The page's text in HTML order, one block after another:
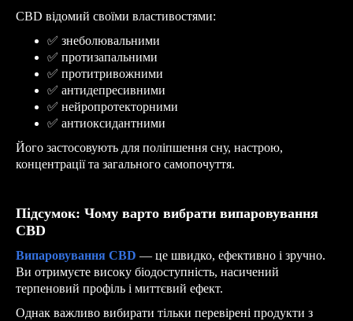
CBD відомий своїми властивостями:
✅ знеболювальними
✅ протизапальними
✅ протитривожними
✅ антидепресивними
✅ нейропротекторними
✅ антиоксидантними
Його застосовують для поліпшення сну, настрою,
концентрації та загального самопочуття.
Підсумок: Чому варто вибрати випаровування
CBD
Випаровування CBD — це швидко, ефективно і зручно.
Ви отримуєте високу біодоступність, насичений
терпеновий профіль і миттєвий ефект.
Однак важливо вибирати тільки перевірені продукти з